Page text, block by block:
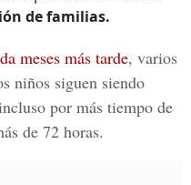
de familias.
meses más tarde, varios
niños siguen siendo
por más tiempo de
de 72 horas.